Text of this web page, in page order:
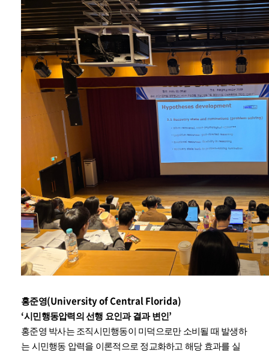
홍준영(University of Central Florida)
‘시민행동압력의 선행 요인과 결과 변인’
홍준영 박사는 조직시민행동이 미덕으로만 소비될 때 발생하
는 시민행동 압력을 이론적으로 정교화하고 해당 효과를 실